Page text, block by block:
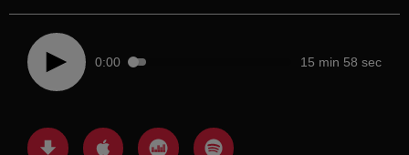
0:00 15 min 58 sec